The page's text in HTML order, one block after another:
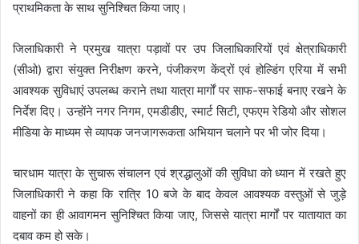
प्राथमिकता के साथ सुनिश्चित किया जाए।
जिलाधिकारी ने प्रमुख यात्रा पड़ावों पर उप जिलाधिकारियों एवं क्षेत्राधिकारी
(सीओ) द्वारा संयुक्त निरीक्षण करने, पंजीकरण केंद्रों एवं होल्डिंग एरिया में सभी
आवश्यक सुविधाएं उपलब्ध कराने तथा यात्रा मार्गों पर साफ-सफाई बनाए रखने के
निर्देश दिए। उन्होंने नगर निगम, एमडीडीए, स्मार्ट सिटी, एफएम रेडियो और सोशल
मीडिया के माध्यम से व्यापक जनजागरूकता अभियान चलाने पर भी जोर दिया।
चारधाम यात्रा के सुचारू संचालन एवं श्रद्धालुओं की सुविधा को ध्यान में रखते हुए
जिलाधिकारी ने कहा कि रात्रि 10 बजे के बाद केवल आवश्यक वस्तुओं से जुड़े
वाहनों का ही आवागमन सुनिश्चित किया जाए, जिससे यात्रा मार्गों पर यातायात का
दबाव कम हो सके।